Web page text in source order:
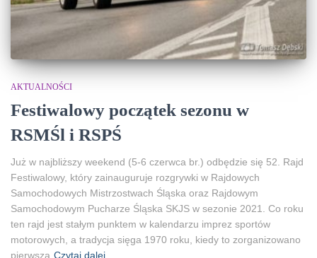
AKTUALNOŚCI
Festiwalowy początek sezonu w
RSMŚl i RSPŚ
Już w najbliższy weekend (5-6 czerwca br.) odbędzie się 52. Rajd
Festiwalowy, który zainauguruje rozgrywki w Rajdowych
Samochodowych Mistrzostwach Śląska oraz Rajdowym
Samochodowym Pucharze Śląska SKJS w sezonie 2021. Co roku
ten rajd jest stałym punktem w kalendarzu imprez sportów
motorowych, a tradycja sięga 1970 roku, kiedy to zorganizowano
pierwszą Czytaj dalej…